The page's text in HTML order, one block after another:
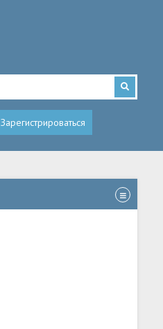
Зарегистрироваться